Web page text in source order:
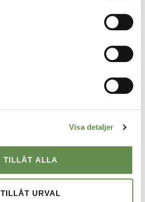
Visa detaljer
TILLÅT ALLA
TILLÅT URVAL
Borlänge
Göteborg
Helsingborg